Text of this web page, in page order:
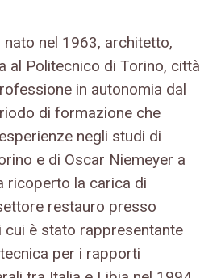
nel 1963, architetto,
al Politecnico di Torino, città
in autonomia dal
di formazione che
negli studi di
e di Oscar Niemeyer a
ricoperto la carica di
restauro presso
cui è stato rappresentante
per i rapporti